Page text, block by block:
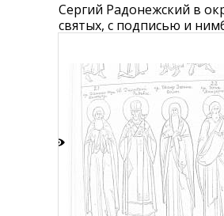
Сергий Радонежский в
святых, с подписью и